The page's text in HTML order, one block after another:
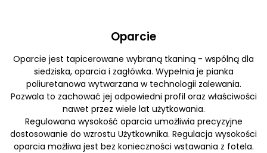
Oparcie
Oparcie jest tapicerowane wybraną tkaniną - wspólną dla
siedziska, oparcia i zagłówka. Wypełnia je pianka
poliuretanowa wytwarzana w technologii zalewania.
Pozwala to zachować jej odpowiedni profil oraz właściwości
nawet przez wiele lat użytkowania.
Regulowana wysokość oparcia umożliwia precyzyjne
dostosowanie do wzrostu Użytkownika. Regulacja wysokości
oparcia możliwa jest bez konieczności wstawania z fotela.